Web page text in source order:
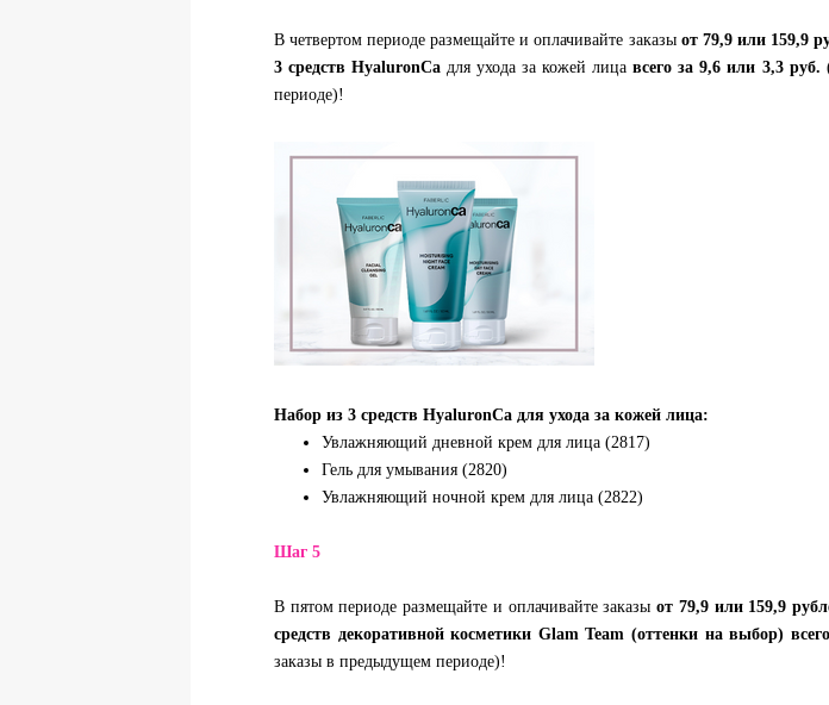
В четвертом периоде размещайте и оплачивайте заказы от 79,9 или 159,9
3 средств HyaluronCa для ухода за кожей лицавсего за9,6 или 3,3 руб.
периоде)!
Набор из 3 средств HyaluronCa для ухода за кожей лица:
Увлажняющий дневной крем для лица (2817)
Гель для умывания (2820)
Увлажняющий ночной крем для лица (2822)
Шаг 5
В пятом периоде размещайте и оплачивайте заказыот 79,9 или 159,9
средств декоративной косметики Glam Team (оттенки на выбор)
заказы в предыдущем периоде)!